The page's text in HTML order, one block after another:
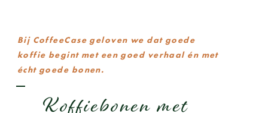
Bij CoffeeCase geloven we dat goede
koffie begint met een goed verhaal én met
écht goede bonen.